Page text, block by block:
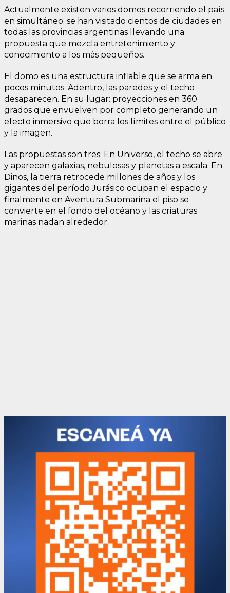
Actualmente existen varios domos recorriendo el país
en simultáneo; se han visitado cientos de ciudades en
todas las provincias argentinas llevando una
propuesta que mezcla entretenimiento y
conocimiento a los más pequeños.
El domo es una estructura inflable que se arma en
pocos minutos. Adentro, las paredes y el techo
desaparecen. En su lugar: proyecciones en 360
grados que envuelven por completo generando un
efecto inmersivo que borra los límites entre el público
y la imagen.
Las propuestas son tres: En Universo, el techo se abre
y aparecen galaxias, nebulosas y planetas a escala. En
Dinos, la tierra retrocede millones de años y los
gigantes del período Jurásico ocupan el espacio y
finalmente en Aventura Submarina el piso se
convierte en el fondo del océano y las criaturas
marinas nadan alrededor.